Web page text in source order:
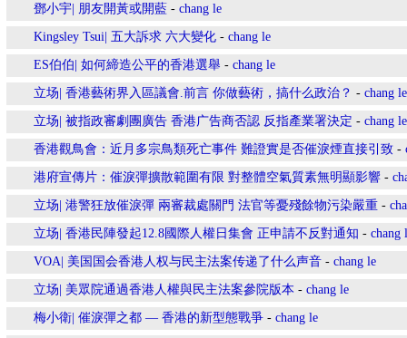
鄧小宇| 朋友開黃或開藍 - chang le
Kingsley Tsui| 五大訴求 六大變化 - chang le
ES伯伯| 如何締造公平的香港選舉 - chang le
立场| 香港藝術界入區議會.前言 你做藝術，搞什么政治？ - chang le
立场| 被指政審劇團廣告 香港广告商否認 反指產業署決定 - chang le
香港觀鳥會：近月多宗鳥類死亡事件 難證實是否催淚煙直接引致 -
港府宣傳片：催淚彈擴散範圍有限 對整體空氣質素無明顯影響 -
立场| 港警狂放催淚彈 兩審裁處關門 法官等憂殘餘物污染嚴重 -
立场| 香港民陣發起12.8國際人權日集會 正申請不反對通知 - chang
VOA| 美国国会香港人权与民主法案传递了什么声音 - chang le
立场| 美眾院通過香港人權與民主法案參院版本 - chang le
梅小衛| 催淚彈之都 — 香港的新型態戰爭 - chang le